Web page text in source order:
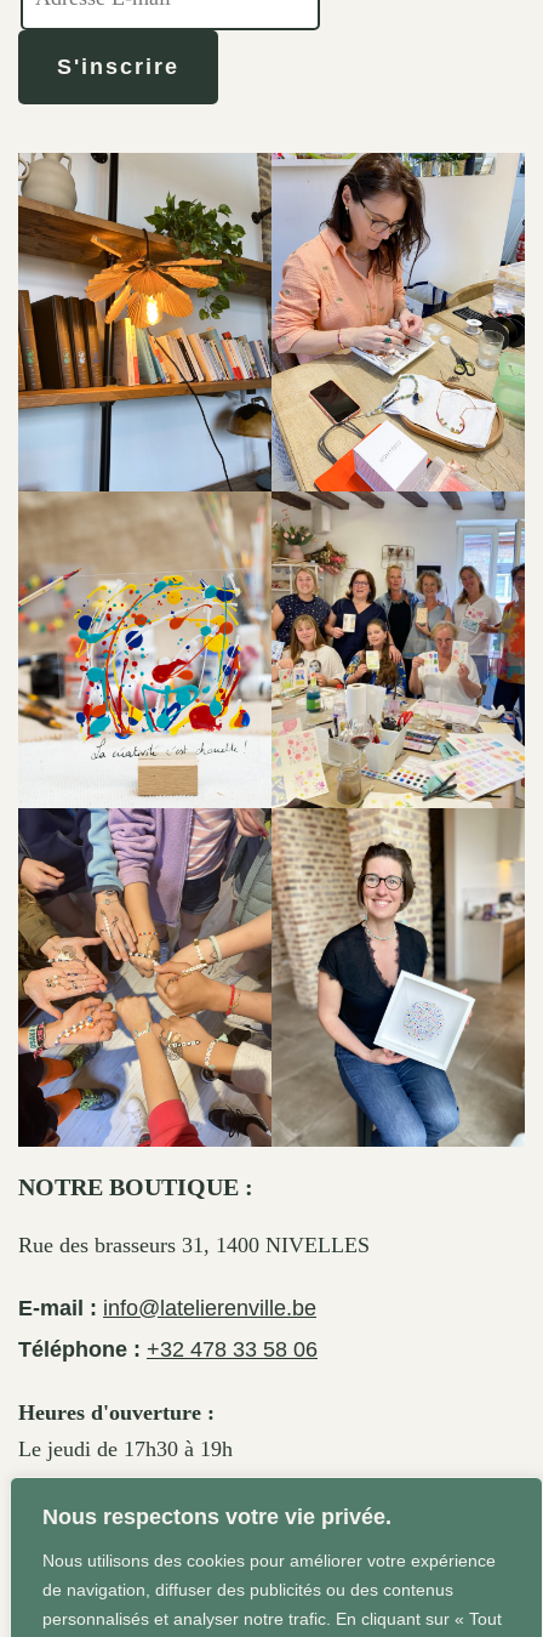
Nous respectons votre vie privée.
Nous utilisons des cookies pour améliorer votre expérience
de navigation, diffuser des publicités ou des contenus
personnalisés et analyser notre trafic. En cliquant sur « Tout
NOTRE BOUTIQUE :
Rue des brasseurs 31, 1400 NIVELLES
E-mail : info@latelierenville.be
Téléphone : +32 478 33 58 06
Heures d'ouverture :
Le jeudi de 17h30 à 19h
Le vendredi de 17h30 à 19h30
Le samedi de 11h30 à 19h